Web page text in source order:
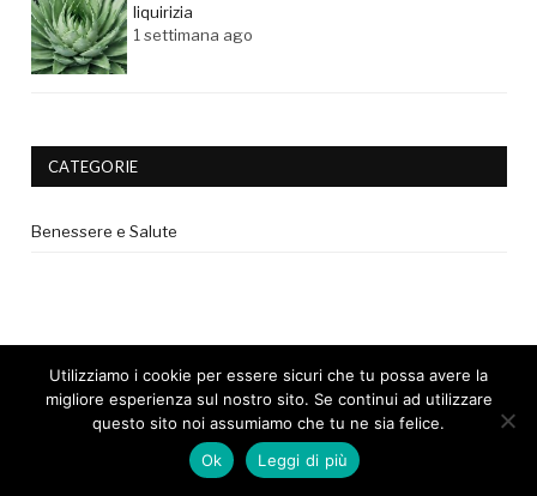
liquirizia
1 settimana ago
CATEGORIE
Benessere e Salute
© 2017 - Tutti i diritti riservati. |Privacy Policy
| Cookie Policy
Utilizziamo i cookie per essere sicuri che tu possa avere la
migliore esperienza sul nostro sito. Se continui ad utilizzare
questo sito noi assumiamo che tu ne sia felice.
Ok
Leggi di più